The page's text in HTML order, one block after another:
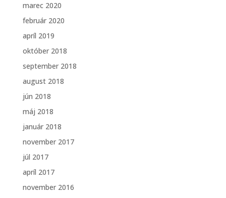
marec 2020
február 2020
apríl 2019
október 2018
september 2018
august 2018
jún 2018
máj 2018
január 2018
november 2017
júl 2017
apríl 2017
november 2016